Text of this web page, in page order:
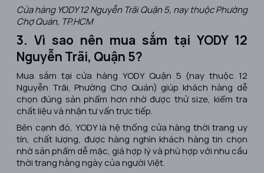
Cửa hàng YODY 12 Nguyễn Trãi Quận 5, nay thuộc Phường
Chợ Quán, TP.HCM
3. Vì sao nên mua sắm tại YODY 12
Nguyễn Trãi, Quận 5?
Mua sắm tại cửa hàng YODY Quận 5 (nay thuộc 12
Nguyễn Trãi, Phường Chợ Quán) giúp khách hàng dễ
chọn đúng sản phẩm hơn nhờ được thử size, kiểm tra
chất liệu và nhận tư vấn trực tiếp.
Bên cạnh đó, YODY là hệ thống cửa hàng thời trang uy
tín, chất lượng, được hàng nghìn khách hàng tin chọn
nhờ sản phẩm dễ mặc, giá hợp lý và phù hợp với nhu cầu
thời trang hằng ngày của người Việt.